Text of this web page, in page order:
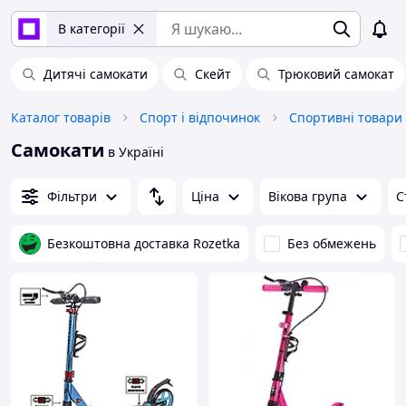
В категорії
Дитячі самокати Скейт Трюковий самокат
Каталог товарів Спорт і відпочинок Спортивні товари
Самокати в Україні
Фільтри Ціна Вікова група
Безкоштовна доставка Rozetka Без обмежень